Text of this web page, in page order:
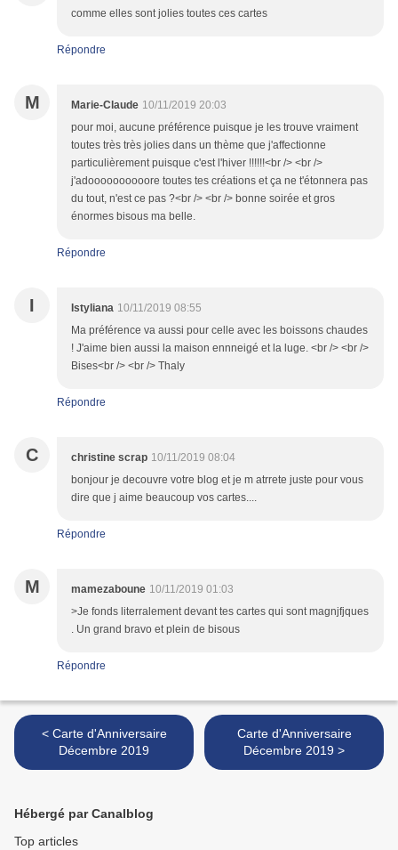
comme elles sont jolies toutes ces cartes
Répondre
M Marie-Claude 10/11/2019 20:03
pour moi, aucune préférence puisque je les trouve vraiment
toutes très très jolies dans un thème que j'affectionne
particulièrement puisque c'est l'hiver !!!!!!<br /> <br />
j'adoooooooooore toutes tes créations et ça ne t'étonnera pas
du tout, n'est ce pas ?<br /> <br /> bonne soirée et gros
énormes bisous ma belle.
Répondre
I Istyliana 10/11/2019 08:55
Ma préférence va aussi pour celle avec les boissons chaudes
! J'aime bien aussi la maison ennneigé et la luge. <br /> <br />
Bises<br /> <br /> Thaly
Répondre
C christine scrap 10/11/2019 08:04
bonjour je decouvre votre blog et je m atrrete juste pour vous
dire que j aime beaucoup vos cartes....
Répondre
M mamezaboune 10/11/2019 01:03
>Je fonds literralement devant tes cartes qui sont magnjfjques
. Un grand bravo et plein de bisous
Répondre
< Carte d'Anniversaire
Décembre 2019
Carte d'Anniversaire
Décembre 2019 >
Hébergé par Canalblog
Top articles